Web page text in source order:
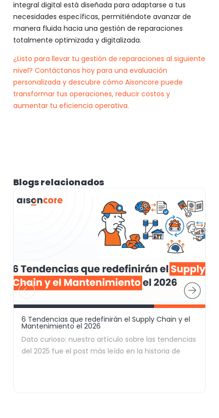
integral digital está diseñada para adaptarse a tus
necesidades específicas, permitiéndote avanzar de
manera fluida hacia una gestión de reparaciones
totalmente optimizada y digitalizada.
¿Listo para llevar tu gestión de reparaciones al siguiente
nivel? Contáctanos hoy para una evaluación
personalizada y descubre cómo Aisoncore puede
transformar tus operaciones, reducir costos y
aumentar tu eficiencia operativa.
Blogs relacionados
6 Tendencias que redefinirán el Supply Chain y el
Mantenimiento el 2026
Dato curioso: nuestro artículo sobre las tendencias
del 2025 fue el post más leído en la historia de